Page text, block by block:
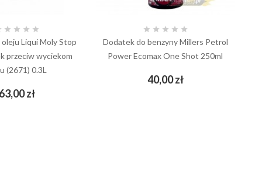
   
Liqui Moly Stop
przeciw wyciekom
(2671) 0.3L
63,00 złCena
add_shopping_cart
    
Dodatek do benzyny Millers Petrol
Power Ecomax One Shot 250ml
40,00 złCena
add_shopping_cart